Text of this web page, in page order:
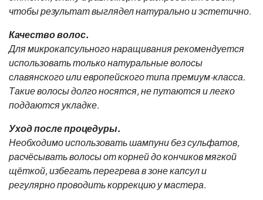
чтобы результат выглядел натурально и эстетично.
Качество волос.
Для микрокапсульного наращивания рекомендуется
использовать только натуральные волосы
славянского или европейского типа премиум-класса.
Такие волосы долго носятся, не путаются и легко
поддаются укладке.
Уход после процедуры.
Необходимо использовать шампуни без сульфатов,
расчёсывать волосы от корней до кончиков мягкой
щёткой, избегать перегрева в зоне капсул и
регулярно проводить коррекцию у мастера.